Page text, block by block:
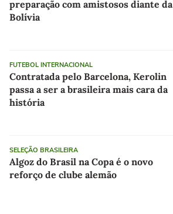
preparação com amistosos diante da
Bolívia
FUTEBOL INTERNACIONAL
Contratada pelo Barcelona, Kerolin
passa a ser a brasileira mais cara da
história
SELEÇÃO BRASILEIRA
Algoz do Brasil na Copa é o novo
reforço de clube alemão